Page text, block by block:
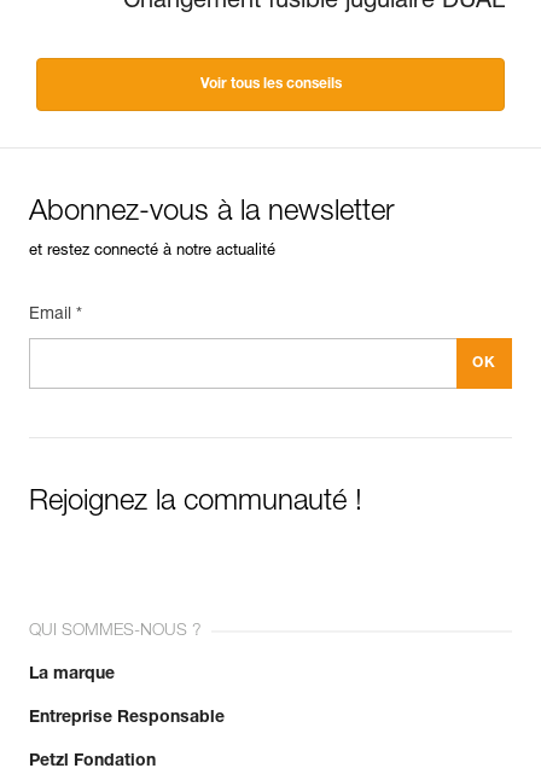
Voir tous les conseils
Abonnez-vous à la newsletter
et restez connecté à notre actualité
Email *
Rejoignez la communauté !
QUI SOMMES-NOUS ?
La marque
Entreprise Responsable
Petzl Fondation